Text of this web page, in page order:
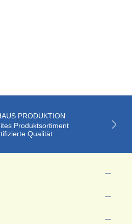
PRODUKTION
Produktsortiment
Qualität